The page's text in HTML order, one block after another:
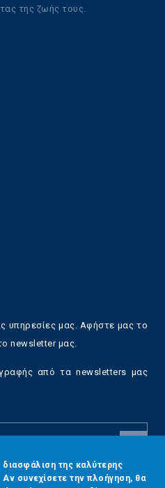
της ζωής τους.
υπηρεσίες μας. Αφήστε μας το
newsletter μας.
από τα newsletters μας
της καλύτερης
συνεχίσετε την πλοήγηση, θα